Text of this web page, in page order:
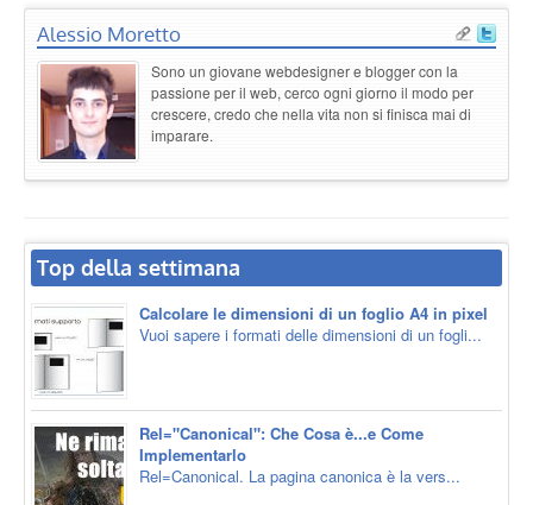
Alessio Moretto
Sono un giovane webdesigner e blogger con la
passione per il web, cerco ogni giorno il modo per
crescere, credo che nella vita non si finisca mai di
imparare.
Top della settimana
Calcolare le dimensioni di un foglio A4 in pixel
Vuoi sapere i formati delle dimensioni di un fogli...
Rel="Canonical": Che Cosa è...e Come
Implementarlo
Rel=Canonical. La pagina canonica è la vers...